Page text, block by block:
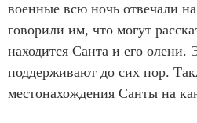
военные всю ночь отвечали
говорили им, что могут
находится Санта и его олени.
поддерживают до сих пор.
местонахождения Санты на